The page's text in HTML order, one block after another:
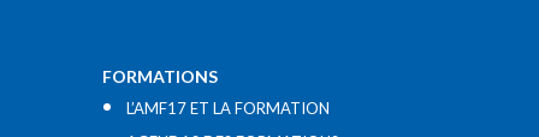
FORMATIONS
L’AMF17 ET LA FORMATION